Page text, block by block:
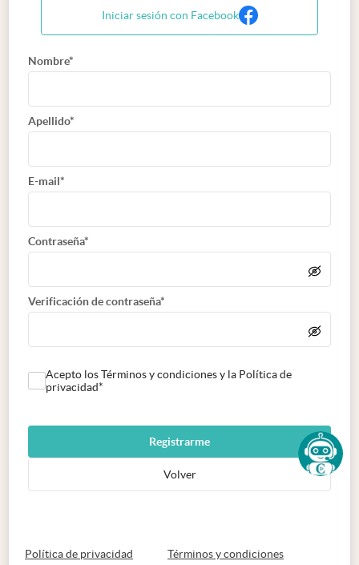
Iniciar sesión con Facebook
Nombre*
Apellido*
E-mail*
Contraseña*
Verificación de contraseña*
Acepto los Términos y condiciones y la Política de
privacidad*
Registrarme
Volver
Política de privacidad abre en nueva pestaña
Términos y condicionesabre en nueva